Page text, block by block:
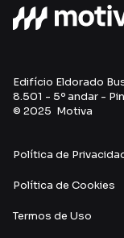
Edifício Eldorado
8.501 - 5º andar -
© 2025 Motiva
Política de
Política de Cookies
Termos de Uso